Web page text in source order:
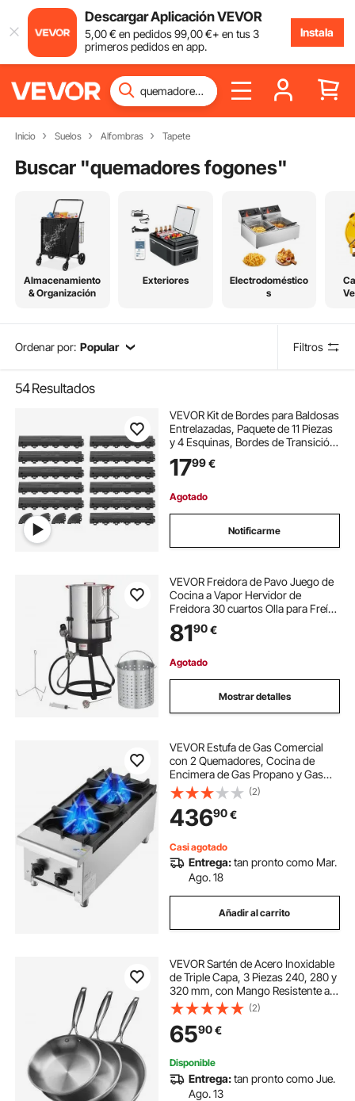
Descargar Aplicación VEVOR
5,00€ en pedidos99,00€+ en tus 3
primeros pedidos en app.
Instala
Inicio Suelos Alfombras Tapete
Buscar "quemadores fogones"
Almacenamiento
& Organización
Exteriores
Electrodoméstico
s
Ordenar por: Popular Filtros
54Resultados
VEVOR Kit de Bordes para Baldosas
Entrelazadas, Paquete de 11 Piezas
y 4 Esquinas, Bordes de Transición
para Azulejos de Drenaje para Suelo
de Garaje, Polipropileno, para
1799€
Agotado
Notificarme
VEVOR Freidora de Pavo Juego de
Cocina a Vapor Hervidor de
Freidora 30 cuartos Olla para Freír
de Aluminio para Exterior Hervidor
de Gas Propano con Quemador
Perforada
8190€
Agotado
Mostrar detalles
VEVOR Estufa de Gas Comercial
con 2 Quemadores, Cocina de
Encimera de Gas Propano y Gas
Natural, Placa Calefactora de Gas
de Acero Inoxidable, para
Restaurante, 14 kW, 305 x 770 x
335 mm, 28000 BTU
(2)
43690€
Casi agotado
Entrega:tan pronto como Mar.
Ago. 18
Añadir al carrito
VEVOR Sartén de Acero Inoxidable
de Triple Capa, 3 Piezas 240, 280 y
320 mm, con Mango Resistente al
Calor, Apta para Estufas de Gas,
Placas Eléctricas y Quemadores de
Inducción, Color Plateado
(2)
6590€
Disponible
Entrega:tan pronto como Jue.
Ago. 13